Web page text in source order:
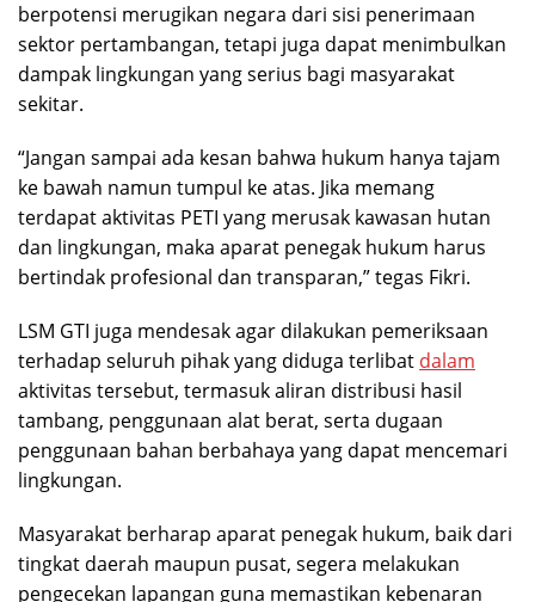
berpotensi merugikan negara dari sisi penerimaan
sektor pertambangan, tetapi juga dapat menimbulkan
dampak lingkungan yang serius bagi masyarakat
sekitar.
“Jangan sampai ada kesan bahwa hukum hanya tajam
ke bawah namun tumpul ke atas. Jika memang
terdapat aktivitas PETI yang merusak kawasan hutan
dan lingkungan, maka aparat penegak hukum harus
bertindak profesional dan transparan,” tegas Fikri.
LSM GTI juga mendesak agar dilakukan pemeriksaan
terhadap seluruh pihak yang diduga terlibat dalam
aktivitas tersebut, termasuk aliran distribusi hasil
tambang, penggunaan alat berat, serta dugaan
penggunaan bahan berbahaya yang dapat mencemari
lingkungan.
Masyarakat berharap aparat penegak hukum, baik dari
tingkat daerah maupun pusat, segera melakukan
pengecekan lapangan guna memastikan kebenaran